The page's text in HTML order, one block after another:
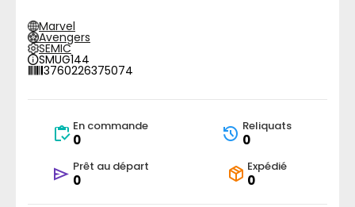
Marvel
Avengers
SEMIC
SMUG144
3760226375074
En commande
0
Reliquats
0
Prêt au départ
0
Expédié
0